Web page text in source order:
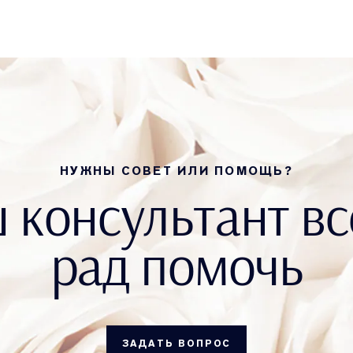
НУЖНЫ СОВЕТ ИЛИ ПОМОЩЬ?
рад помочь
ЗАДАТЬ ВОПРОС